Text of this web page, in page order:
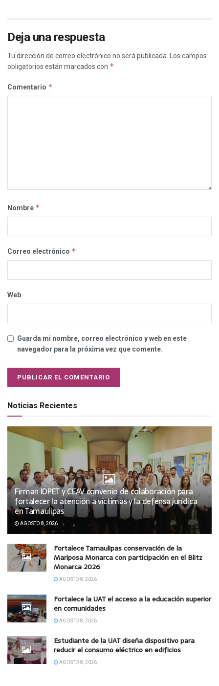
Deja una respuesta
Tu dirección de correo electrónico no será publicada.
Los campos
obligatorios están marcados con *
Comentario *
Nombre *
Correo electrónico *
Web
Guarda mi nombre, correo electrónico y web en este
navegador para la próxima vez que comente.
Noticias Recientes
Firman IDPET y CEAV convenio de colaboración para
fortalecer la atención a víctimas y la defensa jurídica
en Tamaulipas
AGOSTO 8, 2026
Fortalece Tamaulipas conservación de la
Mariposa Monarca con participación en el Blitz
Monarca 2026
AGOSTO 8, 2026
Fortalece la UAT el acceso a la educación superior
en comunidades
AGOSTO 8, 2026
Estudiante de la UAT diseña dispositivo para
reducir el consumo eléctrico en edificios
AGOSTO 8, 2026